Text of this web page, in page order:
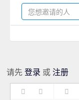
请先登录 或注册